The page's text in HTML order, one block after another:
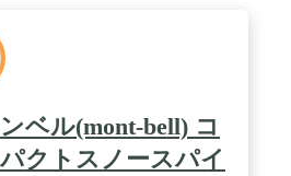
ベル(mont‐bell) コ
クトスノースパイ